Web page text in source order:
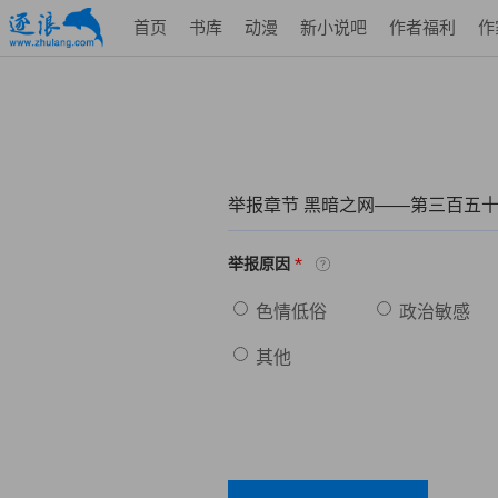
首页 书库 动漫 新小说吧 作者福利 作
举报章节 黑暗之网——第三百五
举报原因 *
色情低俗 政治敏感
其他